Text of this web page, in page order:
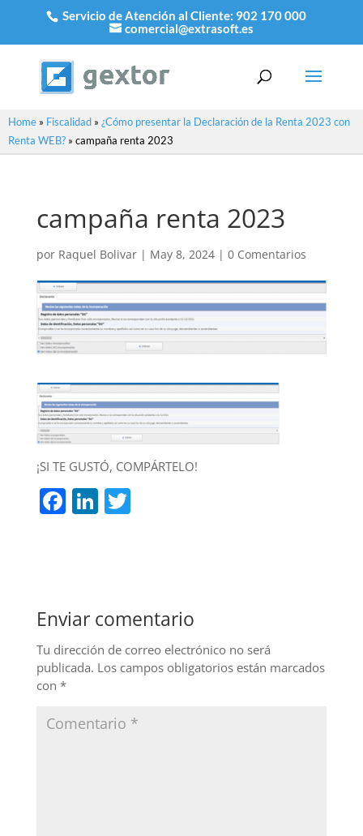
Servicio de Atención al Cliente: 902 170 000
comercial@extrasoft.es
Home » Fiscalidad » ¿Cómo presentar la Declaración de la Renta 2023 con
Renta WEB? » campaña renta 2023
campaña renta 2023
por Raquel Bolivar| May 8, 2024| 0 Comentarios
¡SI TE GUSTÓ, COMPÁRTELO!
F
b
o
o
k
Li
n
T
Enviar comentario
Tu dirección de correo electrónico no será
publicada. Los campos obligatorios están marcados
con *